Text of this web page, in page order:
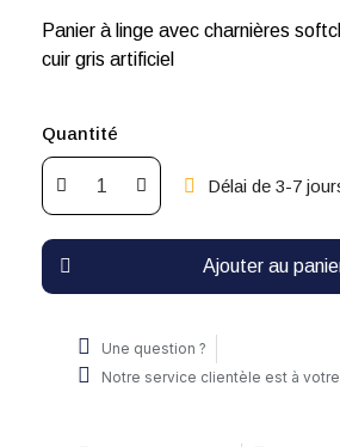
Panier à linge avec charnières
cuir gris artificiel
Quantité
Délai de 3-7
Ajouter au
Une question ?
Notre service clientèle est à